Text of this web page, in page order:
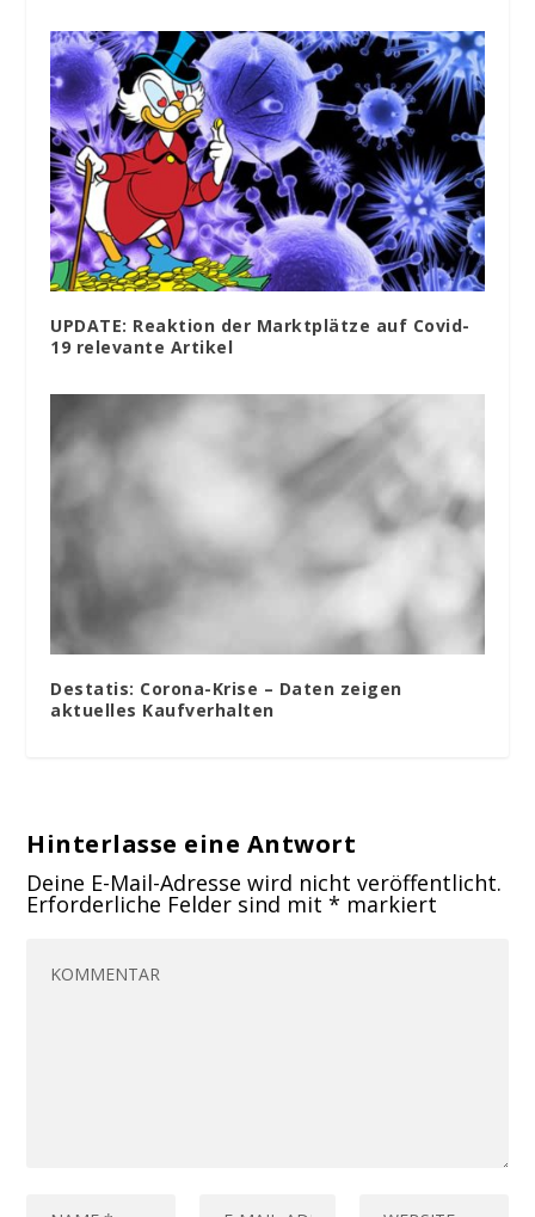
UPDATE: Reaktion der Marktplätze auf Covid-
19 relevante Artikel
Destatis: Corona-Krise – Daten zeigen
aktuelles Kaufverhalten
Hinterlasse eine Antwort
Deine E-Mail-Adresse wird nicht veröffentlicht.
Erforderliche Felder sind mit* markiert